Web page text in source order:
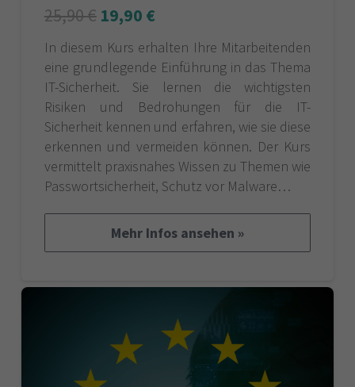
25,90€ 19,90 €
In diesem Kurs erhalten Ihre Mitarbeitenden
eine grundlegende Einführung in das Thema
IT-Sicherheit. Sie lernen die wichtigsten
Risiken und Bedrohungen für die IT-
Sicherheit kennen und erfahren, wie sie diese
erkennen und vermeiden können. Der Kurs
vermittelt praxisnahes Wissen zu Themen wie
Passwortsicherheit, Schutz vor Malware…
Mehr Infos ansehen »